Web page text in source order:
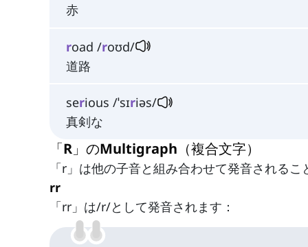
赤
road /roʊd/
道路
serious /ˈsɪriəs/
真剣な
「R」のMultigraph（複合文字）
「r」は他の子音と組み合わせて発音されるこ
rr
「rr」は/r/として発音されます：